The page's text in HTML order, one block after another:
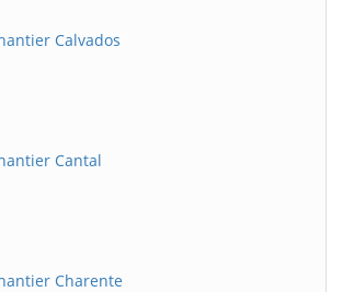
Calvados
Cantal
Charente